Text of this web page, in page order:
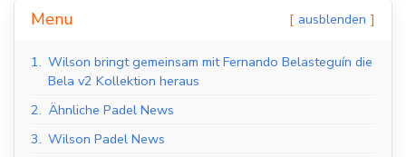
Menu ausblenden
1. Wilson bringt gemeinsam mit Fernando Belasteguín die
Bela v2 Kollektion heraus
2. Ähnliche Padel News
3. Wilson Padel News